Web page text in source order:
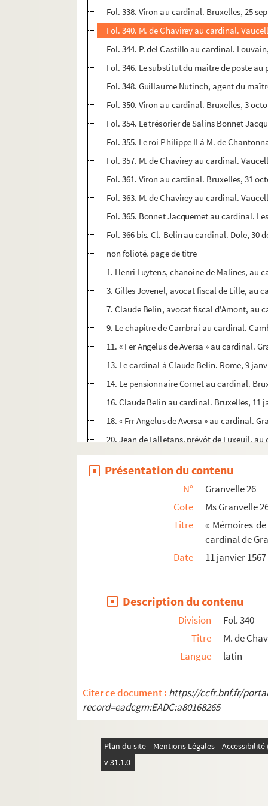
Fol. 338. Viron au cardinal. Bruxelles, 25
Fol. 340. M. de Chavirey au cardinal.
Fol. 344. P. del Castillo au cardinal.
Fol. 346. Le substitut du maître de poste
Fol. 348. Guillaume Nutinch, agent du
Fol. 350. Viron au cardinal. Bruxelles, 3
Fol. 354. Le trésorier de Salins Bonnet
Fol. 355. Le roi Philippe II à M. de
Fol. 357. M. de Chavirey au cardinal.
Fol. 361. Viron au cardinal. Bruxelles, 31
Fol. 363. M. de Chavirey au cardinal.
Fol. 365. Bonnet Jacquemet au cardinal.
Fol. 366 bis. Cl. Belin au cardinal. Dole, 30
non folioté. page de titre
1. Henri Luytens, chanoine de Malines, au
3. Gilles Jovenel, avocat fiscal de Lille, au
7. Claude Belin, avocat fiscal d'Amont, au
9. Le chapitre de Cambrai au cardinal.
11. « Fer Angelus de Aversa » au cardinal.
13. Le cardinal à Claude Belin. Rome, 9
14. Le pensionnaire Cornet au cardinal.
16. Claude Belin au cardinal. Bruxelles, 11
18. « Frr Angelus de Aversa » au cardinal.
20. Jean de Falletans, prévôt de Luxeuil,
22. Le cardinal à Jean de Falletans (S. 1. n.
23. Le cardinal à l'avocat Belin. Rome, 15
25. Le cardinal à l'avocat Belin. Rome, 15
27. Cl. Belin au cardinal. Bruxelles, 18
29. J. de Fiennes, dame de Vandeville, au
30. Jean d'Estourmel, sgr de Vandeville,
36. Ant. Pensart, sgr de Herlaer, au
38. M. de Chavirey au cardinal. Dole, 29
40. Claude Belin au cardinal. Bruxelles, 1er
42. Le chapitre de Notre-Dame d'Arras au
44. Le conseiller Jean du Quesnoy au
48. L'avocat fiscal de Lille Gilles Jovenel
50. Le cardinal à Cl. Belin. Rome, 14 février
51. De Malpas, maître d'hôtel du cardinal,
53. Arnould de Gottignies au cardinal.
55. Cl. Belin au cardinal. Bruxelles, 15
Présentation du contenu
N°
Granvelle 26
Cote
Ms Granvelle
Titre
« Mémoires
cardinal de
Date
11 janvier
Description du contenu
Division
Fol. 340
Titre
M. de
Langue
latin
Citer ce document : https://ccfr.bnf.fr/
record=eadcgm:EADC:a80168265
Plan du site Mentions Légales
v 31.1.0